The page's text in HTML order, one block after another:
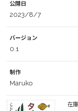
公開日
2023/8/7
バージョン
0.1
制作
Maruko
在